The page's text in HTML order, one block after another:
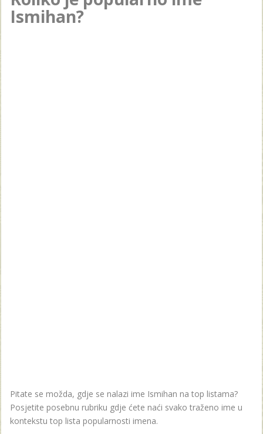
Ismihan?
Pitate se možda, gdje se nalazi ime Ismihan na top listama?
Posjetite posebnu rubriku gdje ćete naći svako traženo ime u
kontekstu top lista popularnosti imena.